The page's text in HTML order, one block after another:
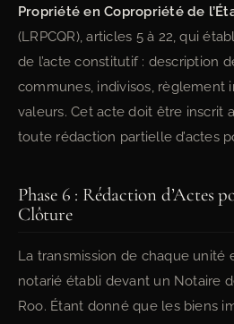
Propriété en Copropriété de
(LRPCQR), articles 5 à 22, qui
de l’acte constitutif : description
communes, indivisos, règlement
valeurs. Cet acte doit être inscrit
toute rédaction partielle d’actes
Phase 6 : Rédaction d’Actes
Clôture
La transmission de chaque unité
notarié établi devant un Notaire
Roo. Étant donné que les biens